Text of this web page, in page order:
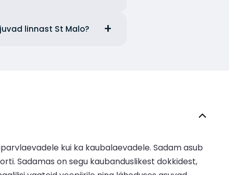
linnast St Malo?
kui ka kaubalaevadele. Sadam asub
Sadamas on segu kaubanduslikest dokkidest,